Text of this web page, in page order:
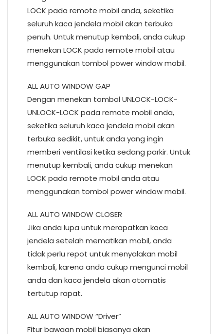
LOCK pada remote mobil anda, seketika
seluruh kaca jendela mobil akan terbuka
penuh. Untuk menutup kembali, anda cukup
menekan LOCK pada remote mobil atau
menggunakan tombol power window mobil.
ALL AUTO WINDOW GAP
Dengan menekan tombol UNLOCK-LOCK-
UNLOCK-LOCK pada remote mobil anda,
seketika seluruh kaca jendela mobil akan
terbuka sedikit, untuk anda yang ingin
memberi ventilasi ketika sedang parkir. Untuk
menutup kembali, anda cukup menekan
LOCK pada remote mobil anda atau
menggunakan tombol power window mobil.
ALL AUTO WINDOW CLOSER
Jika anda lupa untuk merapatkan kaca
jendela setelah mematikan mobil, anda
tidak perlu repot untuk menyalakan mobil
kembali, karena anda cukup mengunci mobil
anda dan kaca jendela akan otomatis
tertutup rapat.
ALL AUTO WINDOW “Driver”
Fitur bawaan mobil biasanya akan